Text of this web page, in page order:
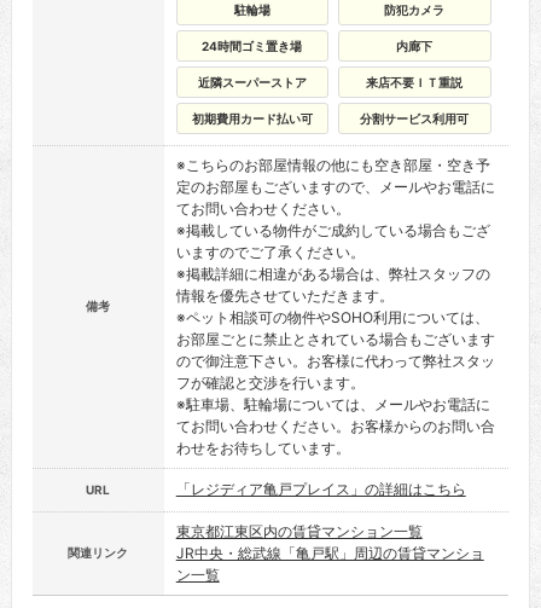
駐輪場 防犯カメラ
24時間ゴミ置き場 内廊下
近隣スーパーストア 来店不要ＩＴ重説
初期費用カード払い可 分割サービス利用可
備考
※こちらのお部屋情報の他にも空き部屋・空き予
定のお部屋もございますので、メールやお電話に
てお問い合わせください。
※掲載している物件がご成約している場合もござ
いますのでご了承ください。
※掲載詳細に相違がある場合は、弊社スタッフの
情報を優先させていただきます。
※ペット相談可の物件やSOHO利用については、
お部屋ごとに禁止とされている場合もございます
ので御注意下さい。お客様に代わって弊社スタッ
フが確認と交渉を行います。
※駐車場、駐輪場については、メールやお電話に
てお問い合わせください。お客様からのお問い合
わせをお待ちしています。
URL 「レジディア亀戸プレイス」の詳細はこちら
関連リンク
東京都江東区内の賃貸マンション一覧
JR中央・総武線「亀戸駅」周辺の賃貸マンショ
ン一覧